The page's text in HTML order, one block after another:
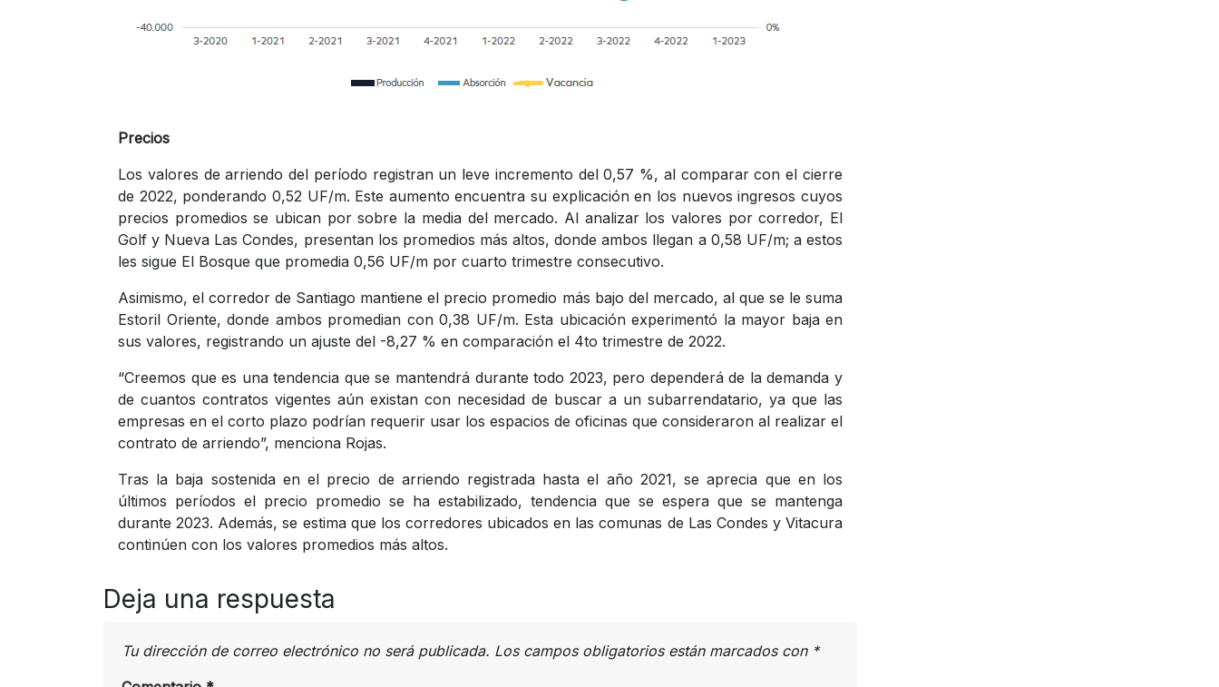
Precios
Los valores de arriendo del período registran un leve incremento del 0,57 %, al comparar con el cierre
de 2022, ponderando 0,52 UF/m. Este aumento encuentra su explicación en los nuevos ingresos cuyos
precios promedios se ubican por sobre la media del mercado. Al analizar los valores por corredor, El
Golf y Nueva Las Condes, presentan los promedios más altos, donde ambos llegan a 0,58 UF/m; a estos
les sigue El Bosque que promedia 0,56 UF/m por cuarto trimestre consecutivo.
Asimismo, el corredor de Santiago mantiene el precio promedio más bajo del mercado, al que se le suma
Estoril Oriente, donde ambos promedian con 0,38 UF/m. Esta ubicación experimentó la mayor baja en
sus valores, registrando un ajuste del -8,27 % en comparación el 4to trimestre de 2022.
“Creemos que es una tendencia que se mantendrá durante todo 2023, pero dependerá de la demanda y
de cuantos contratos vigentes aún existan con necesidad de buscar a un subarrendatario, ya que las
empresas en el corto plazo podrían requerir usar los espacios de oficinas que consideraron al realizar el
contrato de arriendo”, menciona Rojas.
Tras la baja sostenida en el precio de arriendo registrada hasta el año 2021, se aprecia que en los
últimos períodos el precio promedio se ha estabilizado, tendencia que se espera que se mantenga
durante 2023. Además, se estima que los corredores ubicados en las comunas de Las Condes y Vitacura
continúen con los valores promedios más altos.
Deja una respuesta
Tu dirección de correo electrónico no será publicada. Los campos obligatorios están marcados con *